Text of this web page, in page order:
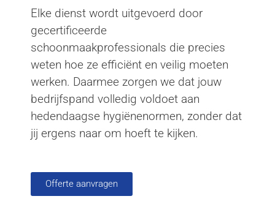
Elke dienst wordt uitgevoerd door
gecertificeerde
schoonmaakprofessionals die precies
weten hoe ze efficiënt en veilig moeten
werken. Daarmee zorgen we dat jouw
bedrijfspand volledig voldoet aan
hedendaagse hygiënenormen, zonder dat
jij ergens naar om hoeft te kijken.
Offerte aanvragen